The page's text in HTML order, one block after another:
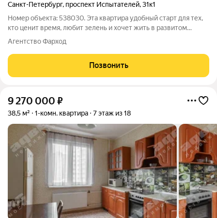
Санкт-Петербург, проспект Испытателей,31к1
Номер объекта: 538030. Эта квартира удобный старт для тех,
кто ценит время, любит зелень и хочет жить в развитом
районе Приморского района Санкт-Петербурга. Шестой этаж,
общая площадь 33,9 м компактное и функциональное
пространство, которое после
Агентство Фарход
Позвонить
9 270 000 ₽
38,5 м² 1-комн. квартира 7 этаж из 18